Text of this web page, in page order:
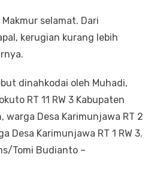
Makmur selamat. Dari
kerugian kurang lebih
dinahkodai oleh Muhadi,
RT 11 RW 3 Kabupaten
warga Desa Karimunjawa RT 2
Desa Karimunjawa RT 1 RW 3.
Tomi Budianto –